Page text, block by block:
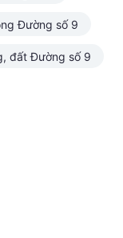
Đường số 9
đất Đường số 9